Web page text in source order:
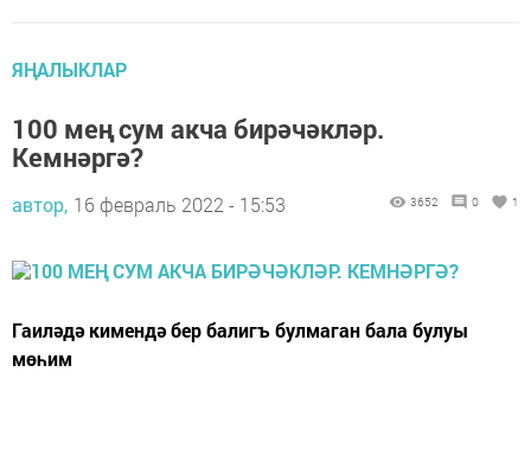
ЯҢАЛЫКЛАР
100 мең сум акча бирәчәкләр.
Кемнәргә?
автор, 16 февраль 2022 - 15:53 3652 0 1
Гаиләдә кимендә бер балигъ булмаган бала булуы
мөһим